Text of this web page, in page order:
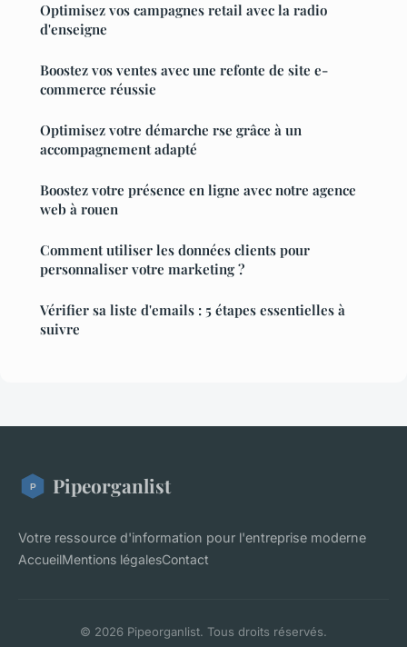
Optimisez vos campagnes retail avec la radio
d'enseigne
Boostez vos ventes avec une refonte de site e-
commerce réussie
Optimisez votre démarche rse grâce à un
accompagnement adapté
Boostez votre présence en ligne avec notre agence
web à rouen
Comment utiliser les données clients pour
personnaliser votre marketing ?
Vérifier sa liste d'emails : 5 étapes essentielles à
suivre
Pipeorganlist
Votre ressource d'information pour l'entreprise moderne
AccueilMentions légalesContact
© 2026 Pipeorganlist. Tous droits réservés.